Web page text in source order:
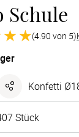
Schule
(4.90 von 5)
Konfetti
Stück